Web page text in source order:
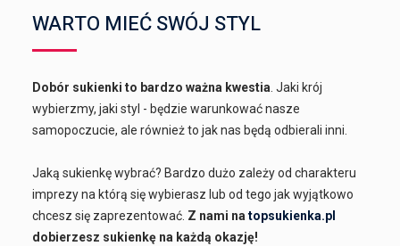
WARTO MIEĆ SWÓJ STYL
Dobór sukienki to bardzo ważna kwestia . Jaki krój
wybierzmy, jaki styl - będzie warunkować nasze
samopoczucie, ale również to jak nas będą odbierali inni.
Jaką sukienkę wybrać? Bardzo dużo zależy od charakteru
imprezy na którą się wybierasz lub od tego jak wyjątkowo
chcesz się zaprezentować. Z nami natopsukienka.pl
dobierzesz sukienkę na każdą okazję!